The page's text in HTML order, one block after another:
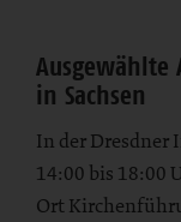
Ausgewählte
in Sachsen
In der Dresdner
14:00 bis 18:00
Ort